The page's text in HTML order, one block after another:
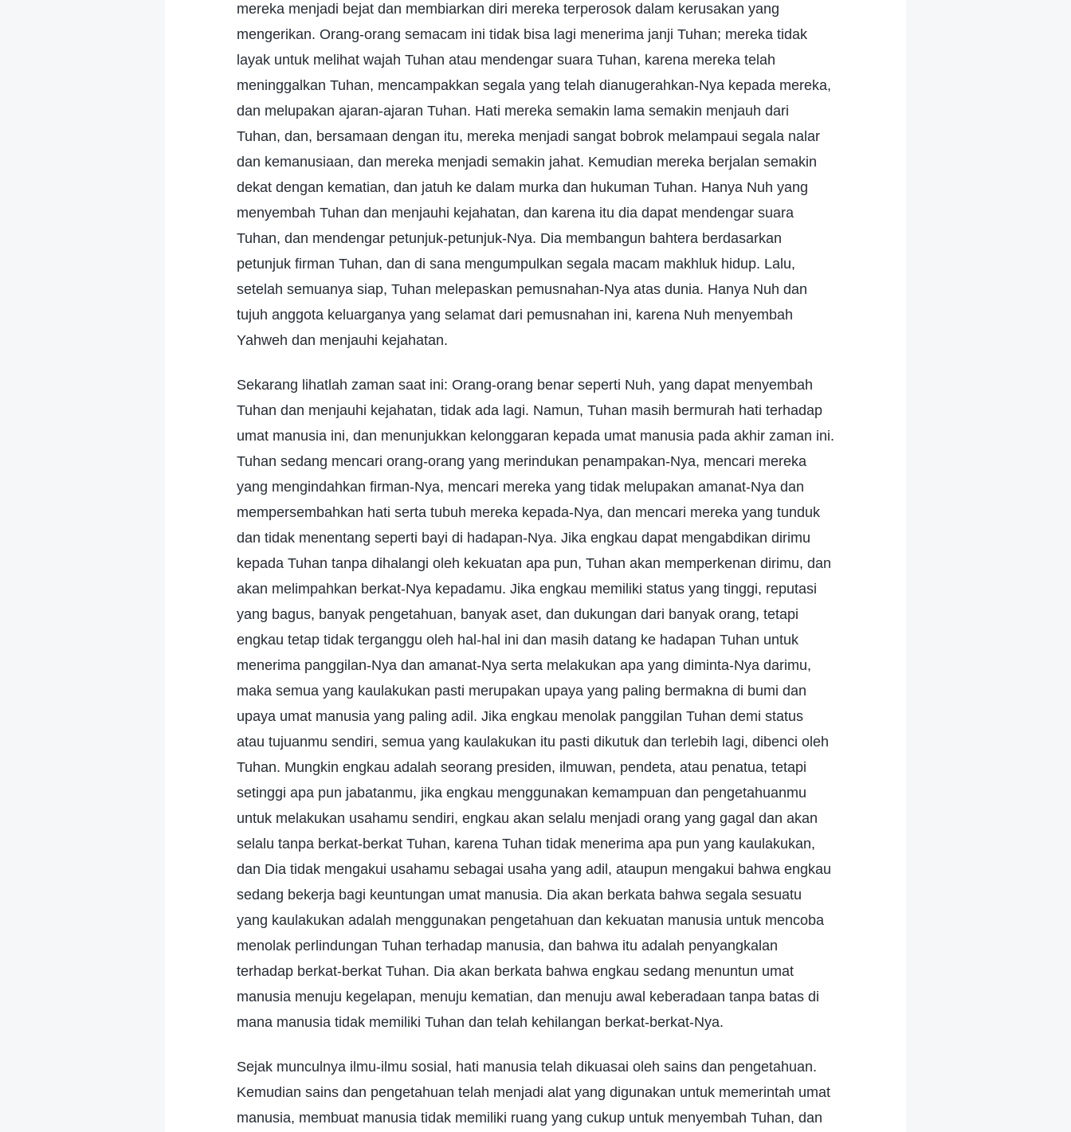
mereka menjadi bejat dan membiarkan diri mereka terperosok dalam kerusakan yang
mengerikan. Orang-orang semacam ini tidak bisa lagi menerima janji Tuhan; mereka tidak
layak untuk melihat wajah Tuhan atau mendengar suara Tuhan, karena mereka telah
meninggalkan Tuhan, mencampakkan segala yang telah dianugerahkan-Nya kepada mereka,
dan melupakan ajaran-ajaran Tuhan. Hati mereka semakin lama semakin menjauh dari
Tuhan, dan, bersamaan dengan itu, mereka menjadi sangat bobrok melampaui segala nalar
dan kemanusiaan, dan mereka menjadi semakin jahat. Kemudian mereka berjalan semakin
dekat dengan kematian, dan jatuh ke dalam murka dan hukuman Tuhan. Hanya Nuh yang
menyembah Tuhan dan menjauhi kejahatan, dan karena itu dia dapat mendengar suara
Tuhan, dan mendengar petunjuk-petunjuk-Nya. Dia membangun bahtera berdasarkan
petunjuk firman Tuhan, dan di sana mengumpulkan segala macam makhluk hidup. Lalu,
setelah semuanya siap, Tuhan melepaskan pemusnahan-Nya atas dunia. Hanya Nuh dan
tujuh anggota keluarganya yang selamat dari pemusnahan ini, karena Nuh menyembah
Yahweh dan menjauhi kejahatan.
Sekarang lihatlah zaman saat ini: Orang-orang benar seperti Nuh, yang dapat menyembah
Tuhan dan menjauhi kejahatan, tidak ada lagi. Namun, Tuhan masih bermurah hati terhadap
umat manusia ini, dan menunjukkan kelonggaran kepada umat manusia pada akhir zaman ini.
Tuhan sedang mencari orang-orang yang merindukan penampakan-Nya, mencari mereka
yang mengindahkan firman-Nya, mencari mereka yang tidak melupakan amanat-Nya dan
mempersembahkan hati serta tubuh mereka kepada-Nya, dan mencari mereka yang tunduk
dan tidak menentang seperti bayi di hadapan-Nya. Jika engkau dapat mengabdikan dirimu
kepada Tuhan tanpa dihalangi oleh kekuatan apa pun, Tuhan akan memperkenan dirimu, dan
akan melimpahkan berkat-Nya kepadamu. Jika engkau memiliki status yang tinggi, reputasi
yang bagus, banyak pengetahuan, banyak aset, dan dukungan dari banyak orang, tetapi
engkau tetap tidak terganggu oleh hal-hal ini dan masih datang ke hadapan Tuhan untuk
menerima panggilan-Nya dan amanat-Nya serta melakukan apa yang diminta-Nya darimu,
maka semua yang kaulakukan pasti merupakan upaya yang paling bermakna di bumi dan
upaya umat manusia yang paling adil. Jika engkau menolak panggilan Tuhan demi status
atau tujuanmu sendiri, semua yang kaulakukan itu pasti dikutuk dan terlebih lagi, dibenci oleh
Tuhan. Mungkin engkau adalah seorang presiden, ilmuwan, pendeta, atau penatua, tetapi
setinggi apa pun jabatanmu, jika engkau menggunakan kemampuan dan pengetahuanmu
untuk melakukan usahamu sendiri, engkau akan selalu menjadi orang yang gagal dan akan
selalu tanpa berkat-berkat Tuhan, karena Tuhan tidak menerima apa pun yang kaulakukan,
dan Dia tidak mengakui usahamu sebagai usaha yang adil, ataupun mengakui bahwa engkau
sedang bekerja bagi keuntungan umat manusia. Dia akan berkata bahwa segala sesuatu
yang kaulakukan adalah menggunakan pengetahuan dan kekuatan manusia untuk mencoba
menolak perlindungan Tuhan terhadap manusia, dan bahwa itu adalah penyangkalan
terhadap berkat-berkat Tuhan. Dia akan berkata bahwa engkau sedang menuntun umat
manusia menuju kegelapan, menuju kematian, dan menuju awal keberadaan tanpa batas di
mana manusia tidak memiliki Tuhan dan telah kehilangan berkat-berkat-Nya.
Sejak munculnya ilmu-ilmu sosial, hati manusia telah dikuasai oleh sains dan pengetahuan.
Kemudian sains dan pengetahuan telah menjadi alat yang digunakan untuk memerintah umat
manusia, membuat manusia tidak memiliki ruang yang cukup untuk menyembah Tuhan, dan